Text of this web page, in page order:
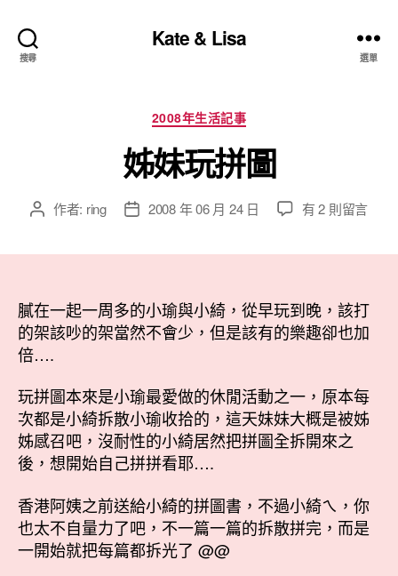
搜尋
Kate & Lisa
選單
分
類
2008年生活記事
姊妹玩拼圖
文 作者: ring
文
期
2008 年 06 月 24 日
在
圖〉
中
有 2 則留言
膩在一起一周多的小瑜與小綺，從早玩到晚，該打
的架該吵的架當然不會少，但是該有的樂趣卻也加
倍….
玩拼圖本來是小瑜最愛做的休閒活動之一，原本每
次都是小綺拆散小瑜收拾的，這天妹妹大概是被姊
姊感召吧，沒耐性的小綺居然把拼圖全拆開來之
後，想開始自己拼拼看耶….
香港阿姨之前送給小綺的拼圖書，不過小綺ㄟ，你
也太不自量力了吧，不一篇一篇的拆散拼完，而是
一開始就把每篇都拆光了 @@